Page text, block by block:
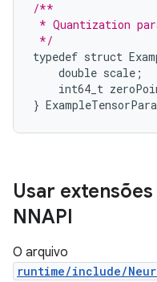
/**
* Quantization
*/
typedef struct
double scale ;
int64_t
}
Usar
NNAPI
O arquivo
runtime/include/